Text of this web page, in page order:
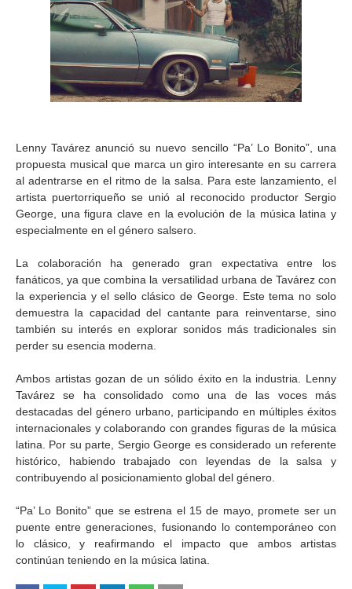
Lenny Tavárez anunció su nuevo sencillo “Pa’ Lo Bonito”, una
propuesta musical que marca un giro interesante en su carrera
al adentrarse en el ritmo de la salsa. Para este lanzamiento, el
artista puertorriqueño se unió al reconocido productor Sergio
George, una figura clave en la evolución de la música latina y
especialmente en el género salsero.
La colaboración ha generado gran expectativa entre los
fanáticos, ya que combina la versatilidad urbana de Tavárez con
la experiencia y el sello clásico de George. Este tema no solo
demuestra la capacidad del cantante para reinventarse, sino
también su interés en explorar sonidos más tradicionales sin
perder su esencia moderna.
Ambos artistas gozan de un sólido éxito en la industria. Lenny
Tavárez se ha consolidado como una de las voces más
destacadas del género urbano, participando en múltiples éxitos
internacionales y colaborando con grandes figuras de la música
latina. Por su parte, Sergio George es considerado un referente
histórico, habiendo trabajado con leyendas de la salsa y
contribuyendo al posicionamiento global del género.
“Pa’ Lo Bonito” que se estrena el 15 de mayo, promete ser un
puente entre generaciones, fusionando lo contemporáneo con
lo clásico, y reafirmando el impacto que ambos artistas
continúan teniendo en la música latina.